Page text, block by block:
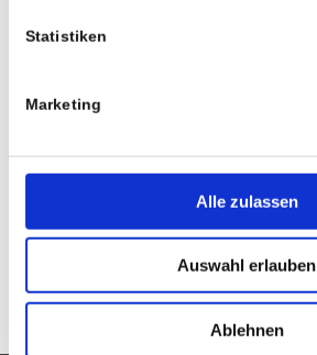
Statistiken
Marketing
Alle zulassen
Auswahl erlauben
Ablehnen